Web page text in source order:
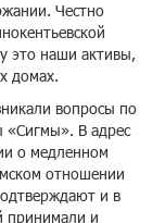
Честно
это наши активы,
домах.
вопросы по
«Сигмы». В адрес
о медленном
отношении
и в
принимали и